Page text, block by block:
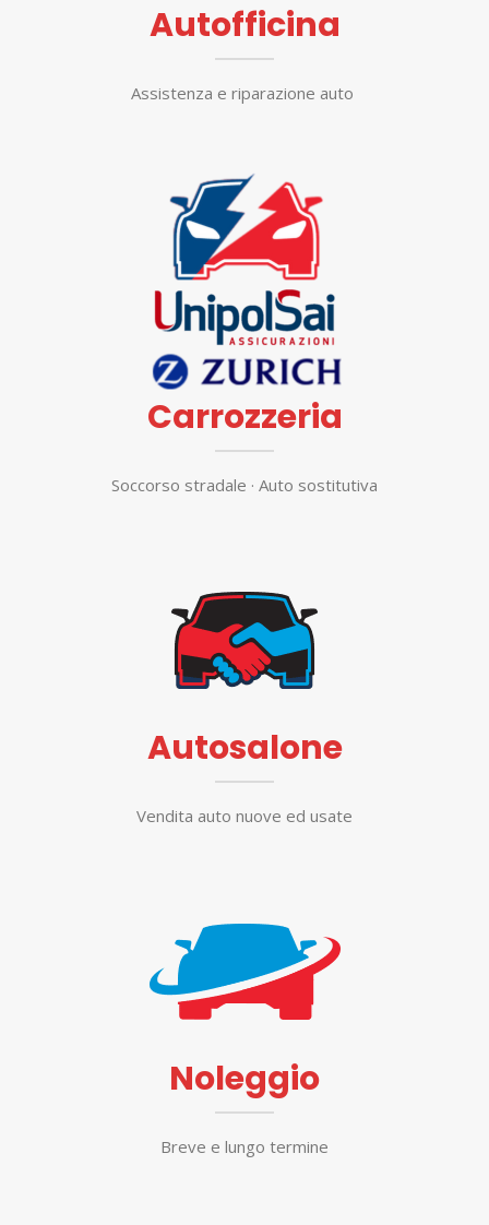
Autofficina
Assistenza e riparazione auto
Carrozzeria
Soccorso stradale · Auto sostitutiva
Autosalone
Vendita auto nuove ed usate
Noleggio
Breve e lungo termine